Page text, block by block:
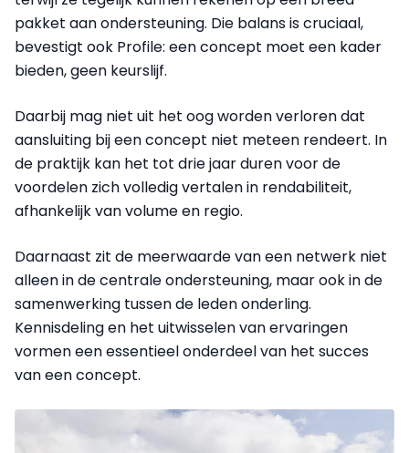
pakket aan ondersteuning. Die balans is cruciaal,
bevestigt ook Profile: een concept moet een kader
bieden, geen keurslijf.
Daarbij mag niet uit het oog worden verloren dat
aansluiting bij een concept niet meteen rendeert. In
de praktijk kan het tot drie jaar duren voor de
voordelen zich volledig vertalen in rendabiliteit,
afhankelijk van volume en regio.
Daarnaast zit de meerwaarde van een netwerk niet
alleen in de centrale ondersteuning, maar ook in de
samenwerking tussen de leden onderling.
Kennisdeling en het uitwisselen van ervaringen
vormen een essentieel onderdeel van het succes
van een concept.